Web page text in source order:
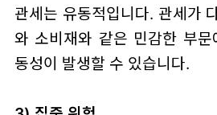
관세는 유동적입니다. 관세가
와 소비재와 같은 민감한 부
동성이 발생할 수 있습니다.